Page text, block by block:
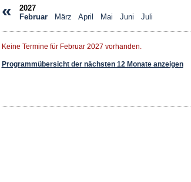
«
2027
Februar
März April Mai Juni Juli
Keine Termine für Februar 2027 vorhanden.
Programmübersicht der nächsten 12 Monate anzeigen